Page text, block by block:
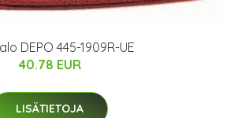
DEPO 445-1909R-UE
40.78 EUR
LISÄTIETOJA